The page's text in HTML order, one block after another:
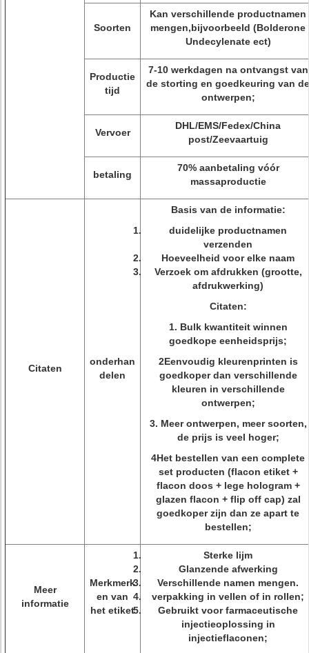
Soorten
Kan verschillende productnamen
mengen,bijvoorbeeld (Bolderone
Undecylenate ect)
Productie
tijd
7-10 werkdagen na ontvangst van
de storting en goedkeuring van de
ontwerpen;
Vervoer
DHL/EMS/Fedex/China
post/Zeevaartuig
betaling
70% aanbetaling vóór
massaproductie
Citaten
onderhan
delen
Basis van de informatie:
duidelijke productnamen
verzenden
Hoeveelheid voor elke naam
Verzoek om afdrukken (grootte,
afdrukwerking)
Citaten:
1. Bulk kwantiteit winnen
goedkope eenheidsprijs;
2Eenvoudig kleurenprinten is
goedkoper dan verschillende
kleuren in verschillende
ontwerpen;
3. Meer ontwerpen, meer soorten,
de prijs is veel hoger;
4Het bestellen van een complete
set producten (flacon etiket +
flacon doos + lege hologram +
glazen flacon + flip off cap) zal
goedkoper zijn dan ze apart te
bestellen;
Meer
informatie
Merkmerk
en van
het etiket
Sterke lijm
Glanzende afwerking
Verschillende namen mengen.
verpakking in vellen of in rollen;
Gebruikt voor farmaceutische
injectieoplossing in
injectieflaconen;